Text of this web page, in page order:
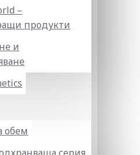
–
продукти
и
обем